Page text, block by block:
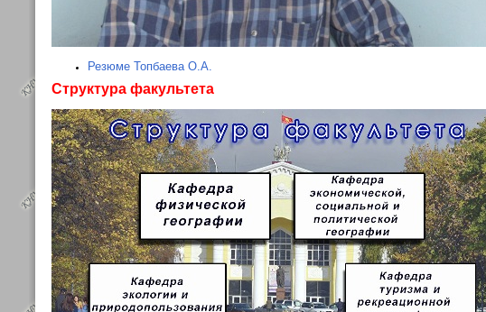
Резюме Топбаева О.А.
Структура факультета